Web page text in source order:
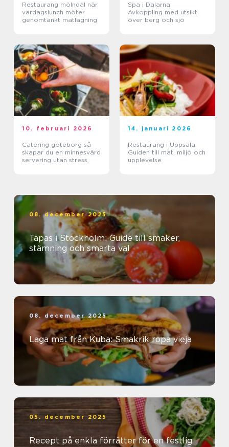
Restaurang mölndal när
vardagslunch möter
genomtänkt matlagning
Spa i Dalarna:
Avkoppling med utsikt
över berg och sjö
10. februari 2026
Catering göteborg så
skapar du en minnesvärd
servering utan stress
14. januari 2026
Restaurang i Uppsala:
Guiden till mat, miljö och
upplevelse
08. december 2025
Tapas i Stockholm: Guide till smaker,
stämning och smarta val
08. december 2025
Laga mat från Kuba: Smakrik ropa vieja
05. december 2025
Recept på enkla förrätter för en festlig